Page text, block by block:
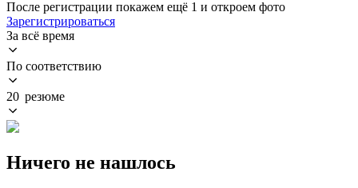
После регистрации покажем ещё 1 и откроем фото
Зарегистрироваться
За всё время
По соответствию
20 резюме
Ничего не нашлось